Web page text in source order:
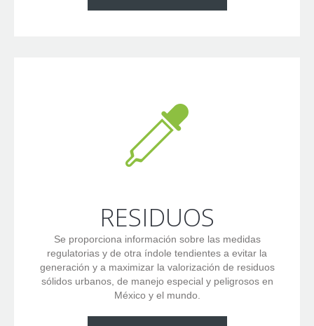
RESIDUOS
Se proporciona información sobre las medidas
regulatorias y de otra índole tendientes a evitar la
generación y a maximizar la valorización de residuos
sólidos urbanos, de manejo especial y peligrosos en
México y el mundo.